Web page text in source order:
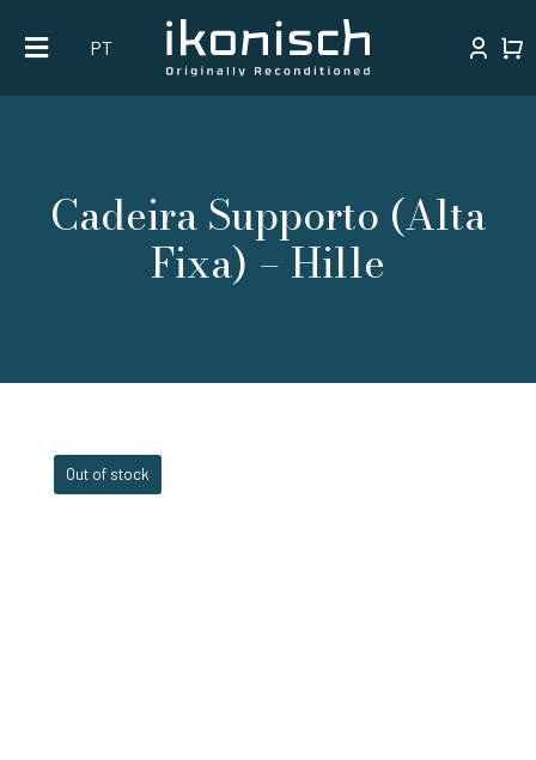
content
PT
Cadeira Supporto (Alta
Fixa) – Hille
Out of stock